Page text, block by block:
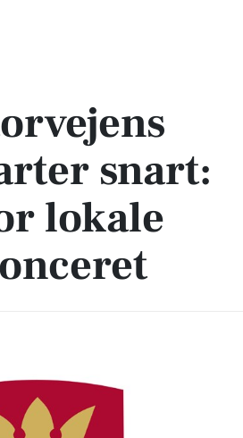
Info-møde for lokale borgere annonceret
snart:
lokale